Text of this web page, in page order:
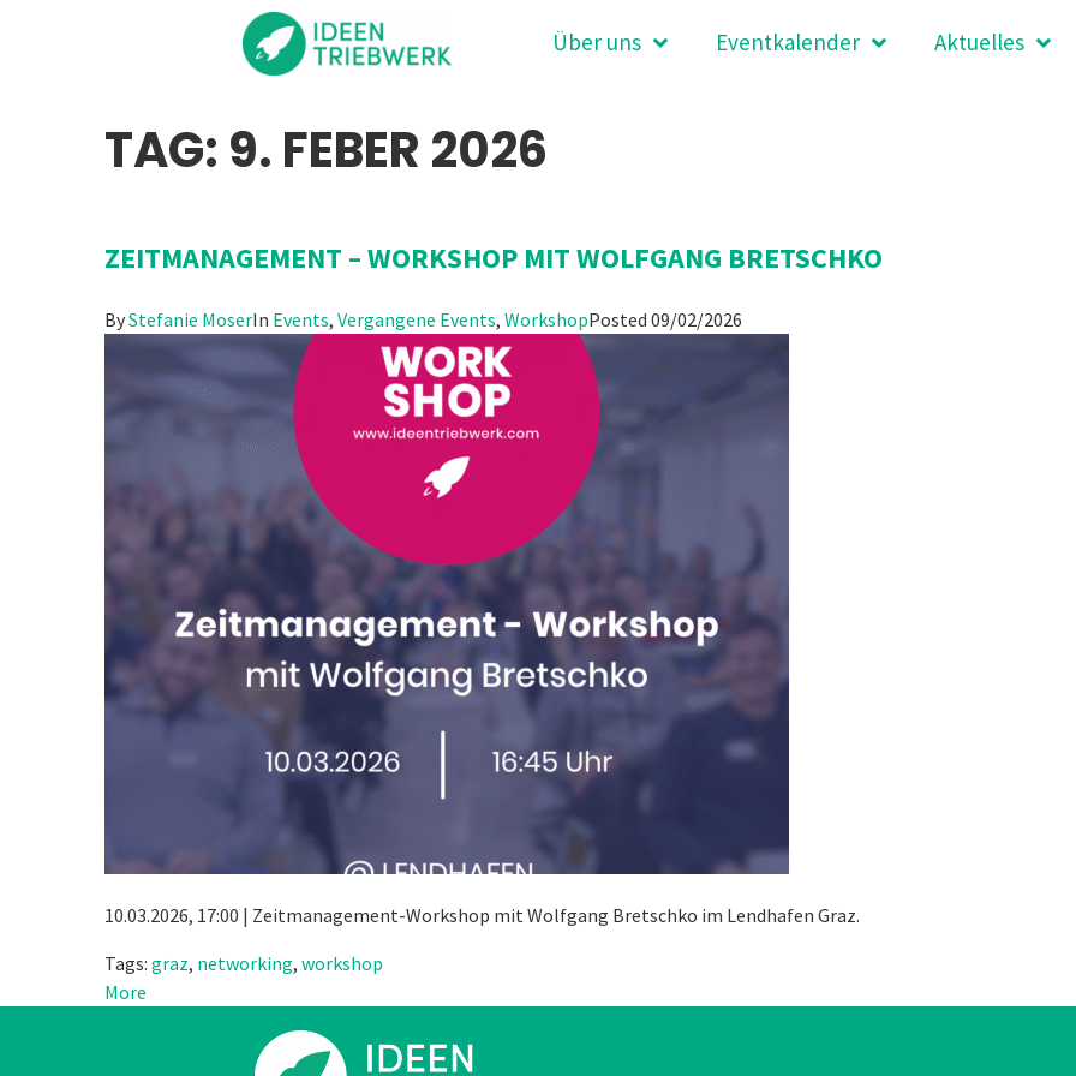
Über uns Eventkalender Aktuelles
TAG: 9. FEBER 2026
ZEITMANAGEMENT – WORKSHOP MIT WOLFGANG BRETSCHKO
ByStefanie MoserIn Events, Vergangene Events, WorkshopPosted 09/02/2026
10.03.2026, 17:00 | Zeitmanagement-Workshop mit Wolfgang Bretschko im Lendhafen Graz.
Tags: graz, networking, workshop
More